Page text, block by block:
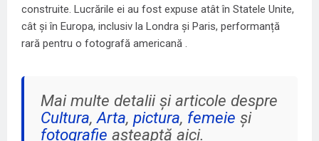
construite. Lucrările ei au fost expuse atât în Statele Unite,
cât și în Europa, inclusiv la Londra și Paris, performanță
rară pentru o fotografă americană .
Mai multe detalii și articole despre
Cultura,Arta, pictura, femeie și
fotografie așteaptă aici.